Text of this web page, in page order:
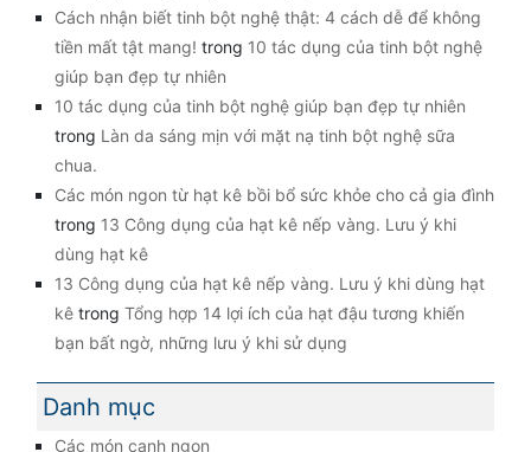
Cách nhận biết tinh bột nghệ thật: 4 cách dễ để không
tiền mất tật mang! trong 10 tác dụng của tinh bột nghệ
giúp bạn đẹp tự nhiên
10 tác dụng của tinh bột nghệ giúp bạn đẹp tự nhiên
trong Làn da sáng mịn với mặt nạ tinh bột nghệ sữa
chua.
Các món ngon từ hạt kê bồi bổ sức khỏe cho cả gia đình
trong 13 Công dụng của hạt kê nếp vàng. Lưu ý khi
dùng hạt kê
13 Công dụng của hạt kê nếp vàng. Lưu ý khi dùng hạt
kê trong Tổng hợp 14 lợi ích của hạt đậu tương khiến
bạn bất ngờ, những lưu ý khi sử dụng
Danh mục
Các món canh ngon